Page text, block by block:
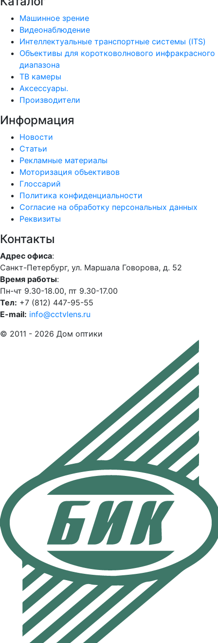
Машинное зрение
Видеонаблюдение
Интеллектуальные транспортные системы (ITS)
Объективы для коротковолнового инфракрасного
диапазона
ТВ камеры
Аксессуары.
Производители
Информация
Новости
Статьи
Рекламные материалы
Моторизация объективов
Глоссарий
Политика конфиденциальности
Согласие на обработку персональных данных
Реквизиты
Контакты
Адрес офиса:
Санкт-Петербург, ул. Маршала Говорова, д. 52
Время работы:
Пн-чт 9.30-18.00, пт 9.30-17.00
Тел: +7 (812) 447-95-55
E-mail: info@cctvlens.ru
© 2011 - 2026 Дом оптики